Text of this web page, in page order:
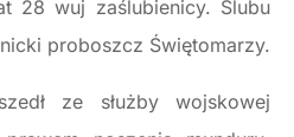
28 wuj zaślubienicy. Ślubu
proboszcz Świętomarzy.
ze służby wojskowej